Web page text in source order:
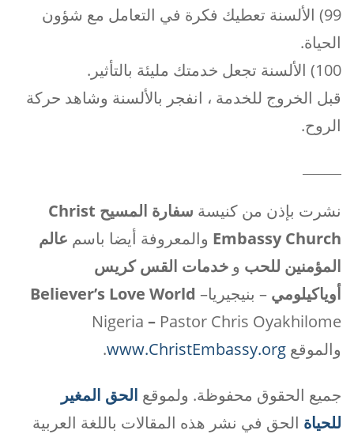
99) الألسنة تعطيك فكرة في التعامل مع شؤون
الحياة.
100) الألسنة تجعل خدمتك مليئة بالتأثير.
قبل الخروج للخدمة ، انفجر بالألسنة وشاهد حركة
الروح.
نشرت بإذن من كنيسة سفارة المسيح Christ
Embassy Church والمعروفة أيضا باسم عالم
المؤمنين للحب و خدمات القس كريس
أوياكيلومي – بنيجيريا Believer’s Love World –
Nigeria – Pastor Chris Oyakhilome
والموقع www.ChristEmbassy.org
.
جميع الحقوق محفوظة. ولموقع الحق المغير
للحياة الحق في نشر هذه المقالات باللغة العربية